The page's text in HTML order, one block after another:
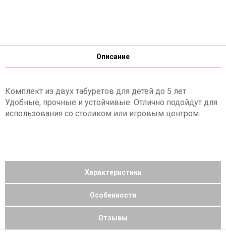
Описание
Комплект из двух табуретов для детей до 5 лет.
Удобные, прочные и устойчивые. Отлично подойдут для
использования со столиком или игровым центром.
Характеристики
Особенности
Отзывы